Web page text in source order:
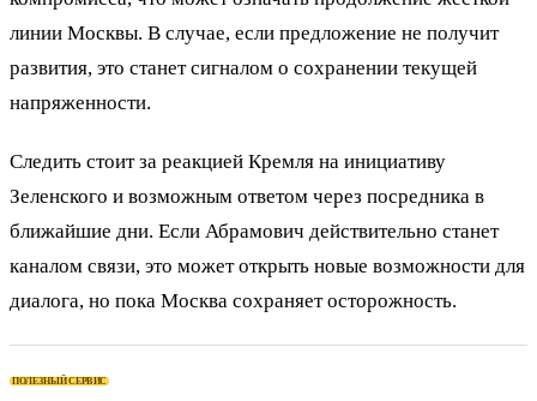
линии Москвы. В случае, если предложение не получит
развития, это станет сигналом о сохранении текущей
напряженности.
Следить стоит за реакцией Кремля на инициативу
Зеленского и возможным ответом через посредника в
ближайшие дни. Если Абрамович действительно станет
каналом связи, это может открыть новые возможности для
диалога, но пока Москва сохраняет осторожность.
ПОЛЕЗНЫЙ СЕРВИС